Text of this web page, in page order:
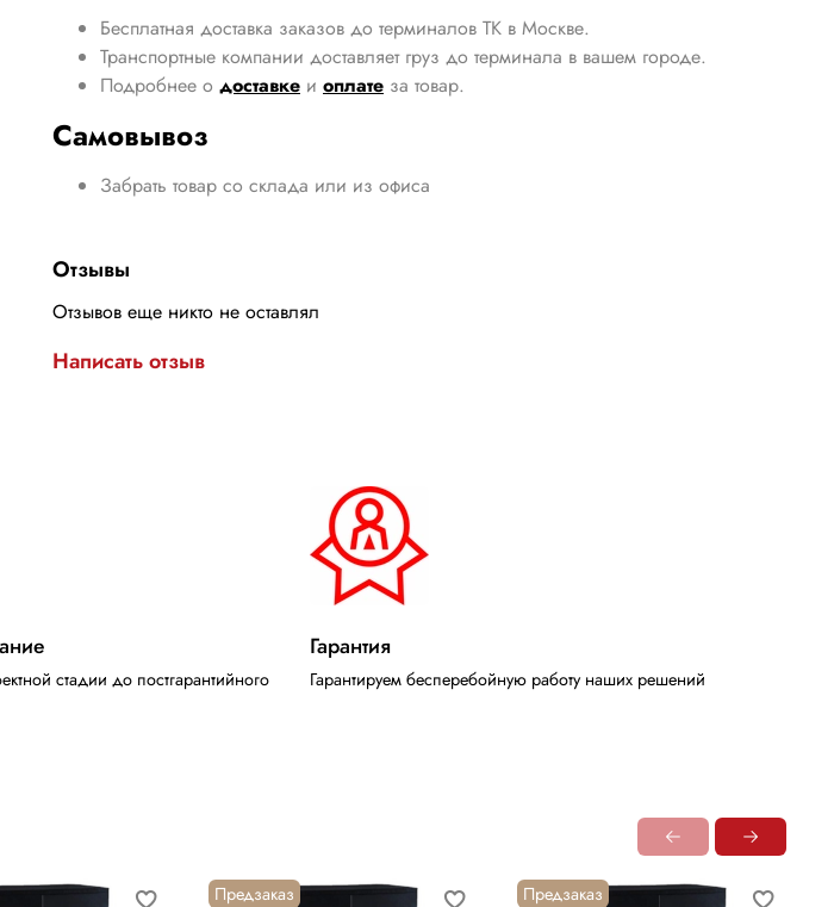
Бесплатная доставка заказов до терминалов ТК в Москве.
Транспортные компании доставляет груз до терминала в вашем городе.
Подробнее о доставке и оплате за товар.
Самовывоз
Забрать товар со склада или из офиса
Отзывы
Отзывов еще никто не оставлял
Написать отзыв
стадии до постгарантийного
Гарантия
Гарантируем бесперебойную работу наших решений
Предзаказ Предзаказ